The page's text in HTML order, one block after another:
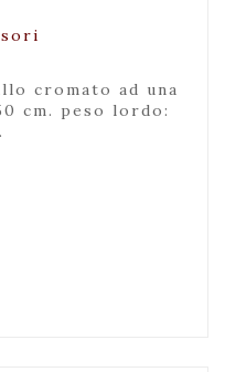
cm. peso lordo: